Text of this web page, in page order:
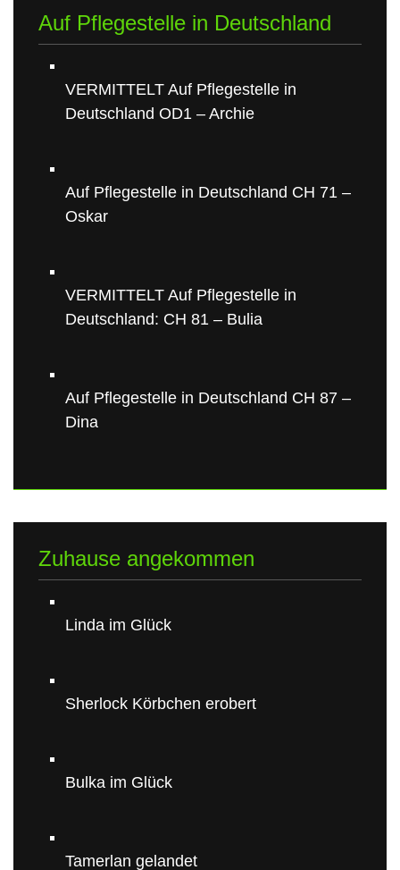
Auf Pflegestelle in Deutschland
VERMITTELT Auf Pflegestelle in
Deutschland OD1 – Archie
Auf Pflegestelle in Deutschland CH 71 –
Oskar
VERMITTELT Auf Pflegestelle in
Deutschland: CH 81 – Bulia
Auf Pflegestelle in Deutschland CH 87 –
Dina
Zuhause angekommen
Linda im Glück
Sherlock Körbchen erobert
Bulka im Glück
Tamerlan gelandet